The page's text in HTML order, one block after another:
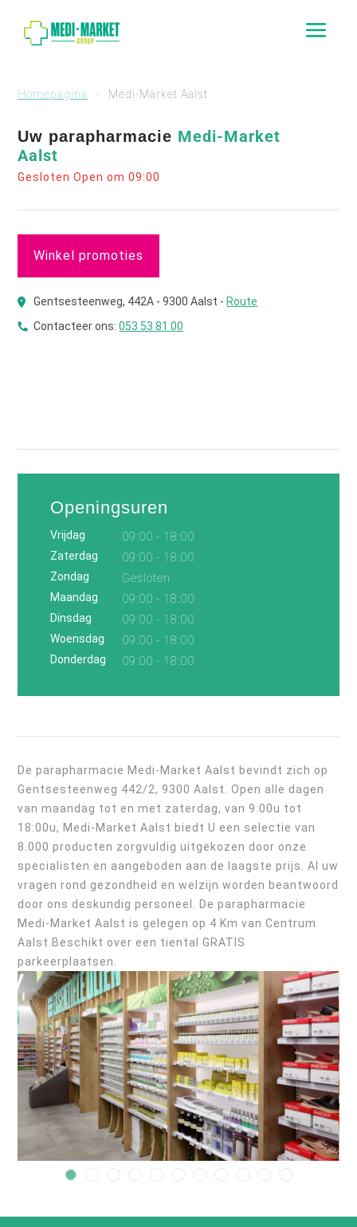
a
Homepagina Medi-Market Aalst
Uw parapharmacie Medi-Market
Aalst
Gesloten Open om 09:00
Winkel promoties
Gentsesteenweg, 442A - 9300 Aalst - Route
Contacteer ons:053 53 81 00
Openingsuren
Vrijdag
09:00 - 18:00
Zaterdag
09:00 - 18:00
Zondag
Gesloten
Maandag
09:00 - 18:00
Dinsdag
09:00 - 18:00
Woensdag
09:00 - 18:00
Donderdag
09:00 - 18:00
De parapharmacie Medi-Market Aalst bevindt zich op
Gentsesteenweg 442/2, 9300 Aalst. Open alle dagen
van maandag tot en met zaterdag, van 9:00u tot
18:00u, Medi-Market Aalst biedt U een selectie van
8.000 producten zorgvuldig uitgekozen door onze
specialisten en aangeboden aan de laagste prijs. Al uw
vragen rond gezondheid en welzijn worden beantwoord
door ons deskundig personeel. De parapharmacie
Medi-Market Aalst is gelegen op 4 Km van Centrum
Aalst.Beschikt over een tiental GRATIS
parkeerplaatsen.